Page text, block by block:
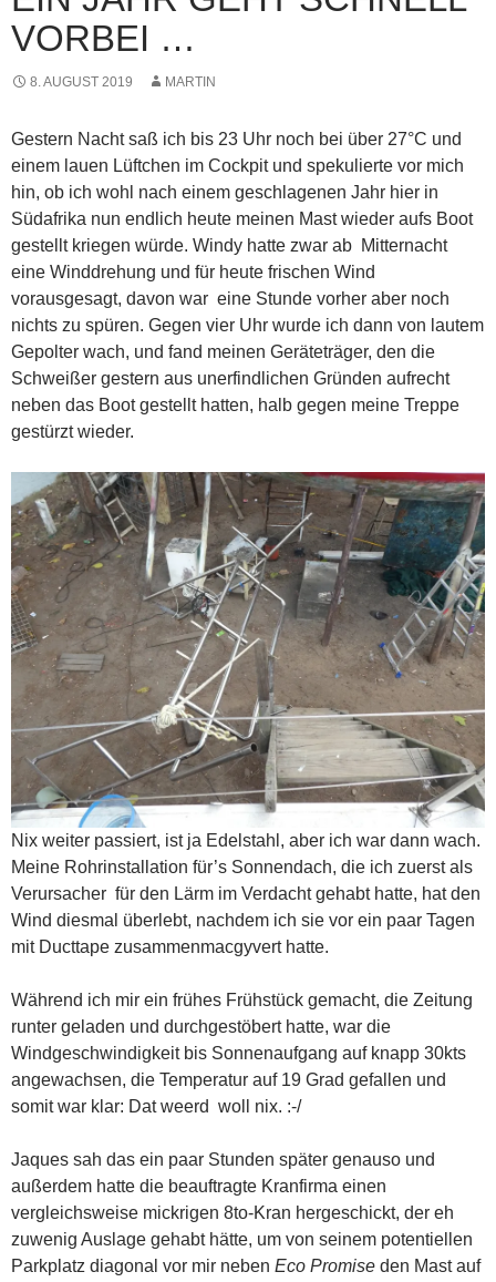
VORBEI …
8. AUGUST 2019 MARTIN
Gestern Nacht saß ich bis 23 Uhr noch bei über 27°C und
einem lauen Lüftchen im Cockpit und spekulierte vor mich
hin, ob ich wohl nach einem geschlagenen Jahr hier in
Südafrika nun endlich heute meinen Mast wieder aufs Boot
gestellt kriegen würde. Windy hatte zwar ab Mitternacht
eine Winddrehung und für heute frischen Wind
vorausgesagt, davon war eine Stunde vorher aber noch
nichts zu spüren. Gegen vier Uhr wurde ich dann von lautem
Gepolter wach, und fand meinen Geräteträger, den die
Schweißer gestern aus unerfindlichen Gründen aufrecht
neben das Boot gestellt hatten, halb gegen meine Treppe
gestürzt wieder.
Nix weiter passiert, ist ja Edelstahl, aber ich war dann wach.
Meine Rohrinstallation für’s Sonnendach, die ich zuerst als
Verursacher für den Lärm im Verdacht gehabt hatte, hat den
Wind diesmal überlebt, nachdem ich sie vor ein paar Tagen
mit Ducttape zusammenmacgyvert hatte.
Während ich mir ein frühes Frühstück gemacht, die Zeitung
runter geladen und durchgestöbert hatte, war die
Windgeschwindigkeit bis Sonnenaufgang auf knapp 30kts
angewachsen, die Temperatur auf 19 Grad gefallen und
somit war klar: Dat weerd woll nix. :-/
Jaques sah das ein paar Stunden später genauso und
außerdem hatte die beauftragte Kranfirma einen
vergleichsweise mickrigen 8to-Kran hergeschickt, der eh
zuwenig Auslage gehabt hätte, um von seinem potentiellen
Parkplatz diagonal vor mir neben Eco Promise den Mast auf